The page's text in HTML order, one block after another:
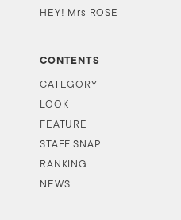
HEY! Mrs ROSE
CONTENTS
CATEGORY
LOOK
FEATURE
STAFF SNAP
RANKING
NEWS